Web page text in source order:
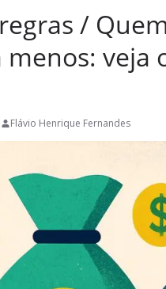
/
menos: veja
Flávio Henrique Fernandes